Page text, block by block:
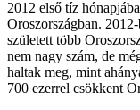
2012 első tíz
Oroszországban.
született több
nem nagy szám, de
haltak meg, mint
700 ezerrel csökkent